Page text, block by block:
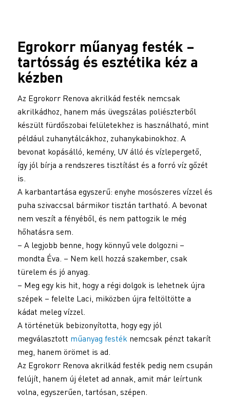
Egrokorr műanyag festék –
tartósság és esztétika kéz a
kézben
Az Egrokorr Renova akrilkád festék nemcsak
akrilkádhoz, hanem más üvegszálas poliészterből
készült fürdőszobai felületekhez is használható, mint
például zuhanytálcákhoz, zuhanykabinokhoz. A
bevonat kopásálló, kemény, UV álló és vízlepergető,
így jól bírja a rendszeres tisztítást és a forró víz gőzét
is.
A karbantartása egyszerű: enyhe mosószeres vízzel és
puha szivaccsal bármikor tisztán tartható. A bevonat
nem veszít a fényéből, és nem pattogzik le még
hőhatásra sem.
– A legjobb benne, hogy könnyű vele dolgozni –
mondta Éva. – Nem kell hozzá szakember, csak
türelem és jó anyag.
– Meg egy kis hit, hogy a régi dolgok is lehetnek újra
szépek – felelte Laci, miközben újra feltöltötte a
kádat meleg vízzel.
A történetük bebizonyította, hogy egy jól
megválasztott műanyag festéknemcsak pénzt takarít
meg, hanem örömet is ad.
Az Egrokorr Renova akrilkád festék pedig nem csupán
felújít, hanem új életet ad annak, amit már leírtunk
volna, egyszerűen, tartósan, szépen.